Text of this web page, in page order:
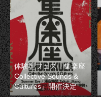
体験型フェス『集楽座
Collective Sounds &
Cultures』開催決定